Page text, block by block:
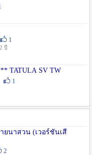
1
2 ปี
***NEW DAIWA 2020*** TATULA SV TW
1
ยนาสวน (เวอร์ชั่นเสี
2